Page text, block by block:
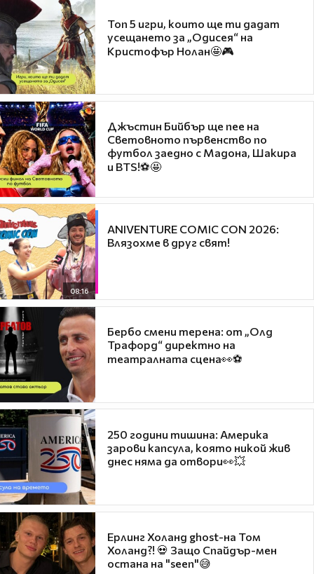
Топ 5 игри, които ще ти дадат
усещането за „Одисея“ на
Кристофър Нолан🤩🎮
Джъстин Бийбър ще пее на
Световното първенство по
футбол заедно с Мадона, Шакира
и BTS!⚽🤩
08:16
ANIVENTURE COMIC CON 2026:
Влязохме в друг свят!
Бербо смени терена: от „Олд
Трафорд“ директно на
театралната сцена👀⚽
250 години тишина: Америка
зарови капсула, която никой жив
днес няма да отвори👀💥
Ерлинг Холанд ghost-на Том
Холанд?! 💀 Защо Спайдър-мен
остана на "seen"😅